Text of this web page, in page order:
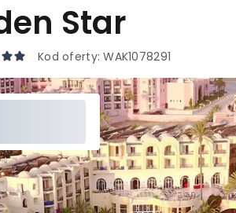
Star
Kod oferty:WAK1078291